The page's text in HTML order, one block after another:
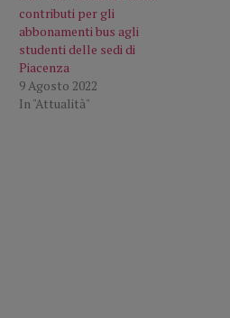
contributi per gli
abbonamenti bus agli
studenti delle sedi di
Piacenza
9 Agosto 2022
In "Attualità"